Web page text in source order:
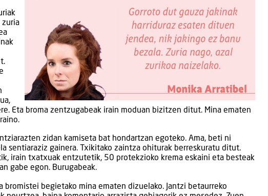
zuria
Eta broma zentzugabeak irain moduan bizitzen ditut. Mina ematen
zidan kamiseta bat hondartzan egoteko. Ama, beti ni
gainera. Txikitako zaintza ohiturak berreskuratu ditut.
irain txatxuak entzutetik, 50 protekzioko krema eskaini eta besteak
gabe egon. Burugabeak.
bromistei begietako mina ematen dizuelako. Jantzi betaurreko